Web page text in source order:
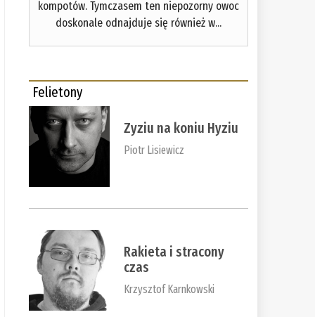
kompotów. Tymczasem ten niepozorny owoc
doskonale odnajduje się również w...
Felietony
Zyziu na koniu Hyziu
Piotr Lisiewicz
Rakieta i stracony
czas
Krzysztof Karnkowski